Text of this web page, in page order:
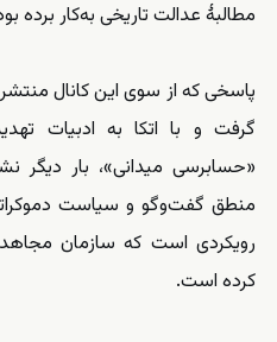
مطالبهٔ عدالت تاریخی به‌کار برده
پاسخی که از سوی این کانال منتشر
گرفت و با اتکا به ادبیات
«حسابرسی میدانی»، بار دیگر
منطق گفت‌وگو و سیاست
رویکردی است که سازمان
کرده است.